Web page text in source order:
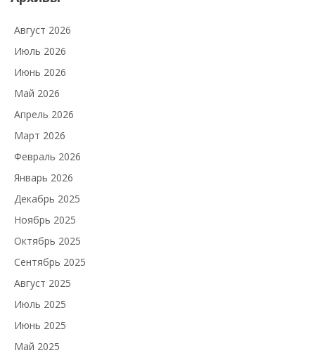
Август 2026
Июль 2026
Июнь 2026
Май 2026
Апрель 2026
Март 2026
Февраль 2026
Январь 2026
Декабрь 2025
Ноябрь 2025
Октябрь 2025
Сентябрь 2025
Август 2025
Июль 2025
Июнь 2025
Май 2025